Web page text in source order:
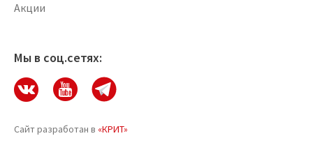
Акции
Мы в соц.сетях:
Сайт разработан в «КРИТ»